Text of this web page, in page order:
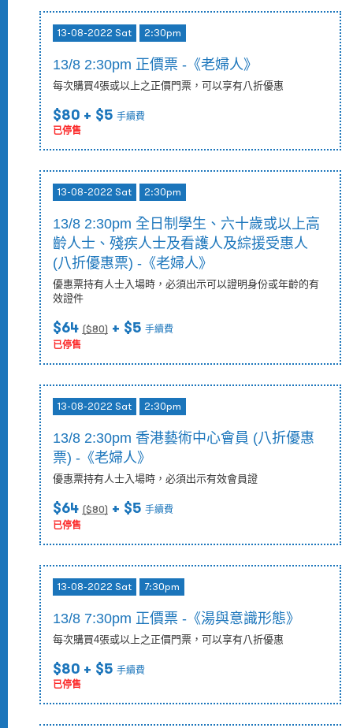
13-08-2022 Sat 2:30pm
13/8 2:30pm 正價票 -《老婦人》
每次購買4張或以上之正價門票，可以享有八折優惠
$80 + $5 手續費
已停售
13-08-2022 Sat 2:30pm
13/8 2:30pm 全日制學生、六十歲或以上高
齡人士、殘疾人士及看護人及綜援受惠人
(八折優惠票) -《老婦人》
優惠票持有人士入場時，必須出示可以證明身份或年齡的有
效證件
$64 ($80) + $5 手續費
已停售
13-08-2022 Sat 2:30pm
13/8 2:30pm 香港藝術中心會員 (八折優惠
票) -《老婦人》
優惠票持有人士入場時，必須出示有效會員證
$64 ($80) + $5 手續費
已停售
13-08-2022 Sat 7:30pm
13/8 7:30pm 正價票 -《湯與意識形態》
每次購買4張或以上之正價門票，可以享有八折優惠
$80 + $5 手續費
已停售